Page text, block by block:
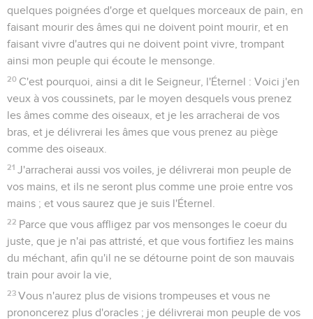
quelques poignées d'orge et quelques morceaux de pain, en
faisant mourir des âmes qui ne doivent point mourir, et en
faisant vivre d'autres qui ne doivent point vivre, trompant
ainsi mon peuple qui écoute le mensonge.
20 C'est pourquoi, ainsi a dit le Seigneur, l'Éternel : Voici j'en
veux à vos coussinets, par le moyen desquels vous prenez
les âmes comme des oiseaux, et je les arracherai de vos
bras, et je délivrerai les âmes que vous prenez au piège
comme des oiseaux.
21 J'arracherai aussi vos voiles, je délivrerai mon peuple de
vos mains, et ils ne seront plus comme une proie entre vos
mains ; et vous saurez que je suis l'Éternel.
22 Parce que vous affligez par vos mensonges le coeur du
juste, que je n'ai pas attristé, et que vous fortifiez les mains
du méchant, afin qu'il ne se détourne point de son mauvais
train pour avoir la vie,
23 Vous n'aurez plus de visions trompeuses et vous ne
prononcerez plus d'oracles ; je délivrerai mon peuple de vos